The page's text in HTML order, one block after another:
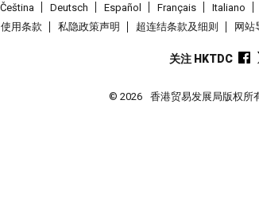
Čeština
Deutsch Español Français Italiano
使用条款
私隐政策声明 超连结条款及细则 网站
关注 HKTDC
© 2026 香港贸易发展局版权所